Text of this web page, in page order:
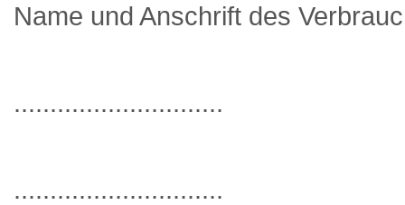
Name und Anschrift des
.............................
.............................